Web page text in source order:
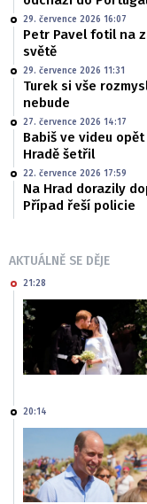
29. července 2026 16:07
Petr Pavel fotil na
světě
29. července 2026 11:31
Turek si vše
nebude
27. července 2026 14:17
Babiš ve videu
Hradě šetřil
22. července 2026 17:59
Na Hrad dorazily
Případ řeší policie
AKTUÁLNĚ SE DĚJE
21:28
20:14